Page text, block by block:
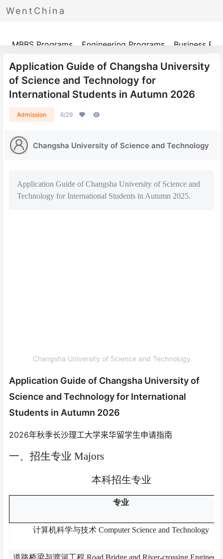
WentChina
Programs
MBBS Programs Engineering Programs Business
Application Guide of Changsha University
of Science and Technology for
International Students in Autumn 2026
Admission 6/29
Changsha University of Science and Technology
Application Guide of Changsha University of Science and
Technology for International Students in Autumn 2025.
Changsha University of Science and Technology
Application Guide of Changsha University of
Science and Technology for International
Students in Autumn 2026
2026年秋季长沙理工大学来华留学生申请指南
一、招生专业 Majors
本科招生专业
专业
计算机科学与技术 Computer Science and Technology